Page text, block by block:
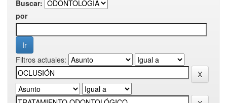
Buscar:
por
Filtros actuales: